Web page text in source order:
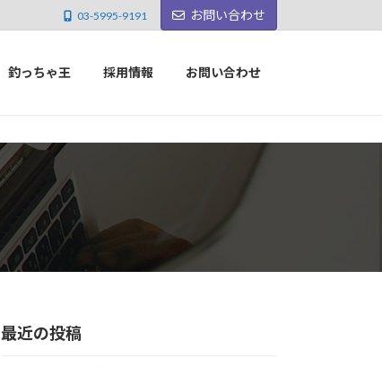
03-5995-9191 お問い合わせ
釣っちゃ王 採用情報 お問い合わせ
最近の投稿